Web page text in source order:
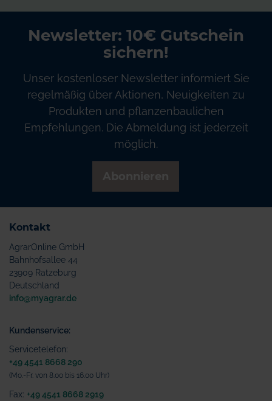
Newsletter: 10€ Gutschein
sichern!
Unser kostenloser Newsletter informiert Sie
regelmäßig über Aktionen, Neuigkeiten zu
Produkten und pflanzenbaulichen
Empfehlungen. Die Abmeldung ist jederzeit
möglich.
Kontakt
AgrarOnline GmbH
Bahnhofsallee 44
23909 Ratzeburg
Deutschland
info@myagrar.de
Kundenservice:
Servicetelefon:
+49 4541 8668 290
(Mo.-Fr. von 8.00 bis 16.00 Uhr)
Fax: +49 4541 8668 2919